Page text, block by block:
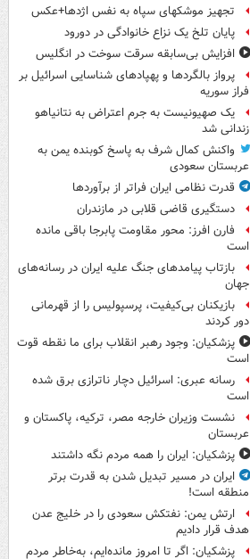
تجهیز موشکهای سپاه به نفس اژدها+عکس
پایان تلخ یک نزاع خانوادگی در دورود
افزایش بی‌سابقه سرقت سوخت در انگلیس
پرواز بالگردها و پهپادهای شناسایی اسرائیل بر
فراز سوریه
یک صهیونیست به جرم اعتراض به نتانیاهو
زندانی شد
واکنش کمال شرف به پاسخ کوبنده یمن به
عربستان سعودی
قدرت نظامی ایران فراتر از برآوردها
دستگیری قاضی قلابی در مازندران
فارن افرز: محور مقاومت پابرجا باقی مانده
است
بازتاب پیامدهای جنگ علیه ایران در رسانه‌های
جهان
بازیکنان بی‌کیفیت، پرسپولیس را از قهرمانی
دور کردند
پزشکیان: وجود رهبر انقلاب برای ما نقطه قوت
است
رسانه عبری: اسرائیل دچار ناترازی برق شده
است
نشست وزیران خارجه مصر، ترکیه، پاکستان و
عربستان
پزشکیان: ایران را همه مردم نگه داشتند
ایران در مسیر تبدیل شدن به قدرت برتر
منطقه است!
ارتش یمن: نفتکش سعودی را در خلیج عدن
هدف قرار دادیم
پزشکیان: اگر تا امروز مانده‌ایم، به‌خاطر مردم